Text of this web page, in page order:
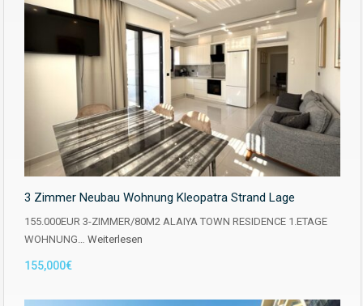
3 Zimmer Neubau Wohnung Kleopatra Strand Lage
155.000EUR 3-ZIMMER/80M2 ALAIYA TOWN RESIDENCE 1.ETAGE
WOHNUNG… Weiterlesen
155,000€